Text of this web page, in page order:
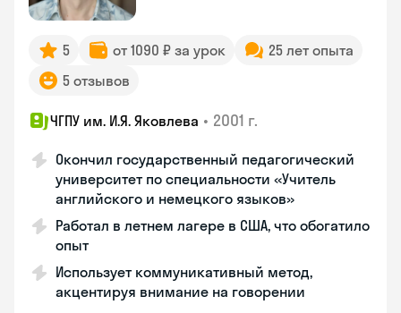
5 от 1090 ₽ за урок
25 лет опыта
5 отзывов
ЧГПУ им. И.Я. Яковлева • 2001 г.
Окончил государственный педагогический
университет по специальности «Учитель
английского и немецкого языков»
Работал в летнем лагере в США, что обогатило
опыт
Использует коммуникативный метод,
акцентируя внимание на говорении